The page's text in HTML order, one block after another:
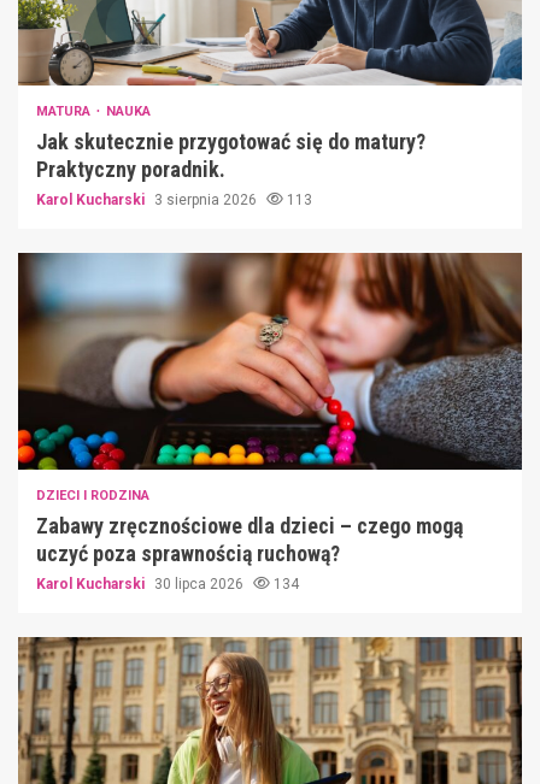
MATURA NAUKA
Jak skutecznie przygotować się do matury?
Praktyczny poradnik.
Karol Kucharski 3 sierpnia 2026 113
DZIECI I RODZINA
Zabawy zręcznościowe dla dzieci – czego mogą
uczyć poza sprawnością ruchową?
Karol Kucharski 30 lipca 2026 134